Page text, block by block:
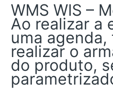
WMS WIS –
Ao realizar a
uma
realizar o
do produto,